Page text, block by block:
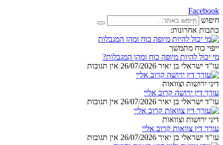
Facebook
חיפוש
כתבות אחרונות:
ייפוי כוח מתמשך
מי יכול להיות מיופה כוח ומהן המגבלות?
עו"ד ישראלי בן יאיר 26/07/2026 אין תגובות
דיני ירושות וצוואות
עורך דין ירושה קרוב אליי
עו"ד ישראלי בן יאיר 26/07/2026 אין תגובות
דיני ירושות וצוואות
עורך דין צוואות קרוב אליי
עו"ד ישראלי בן יאיר 26/07/2026 אין תגובות